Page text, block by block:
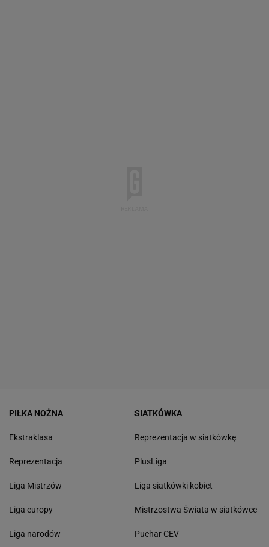
PIŁKA NOŻNA
Ekstraklasa
Reprezentacja
Liga Mistrzów
Liga europy
Liga narodów
SIATKÓWKA
Reprezentacja w siatkówkę
PlusLiga
Liga siatkówki kobiet
Mistrzostwa Świata w siatkówce
Puchar CEV